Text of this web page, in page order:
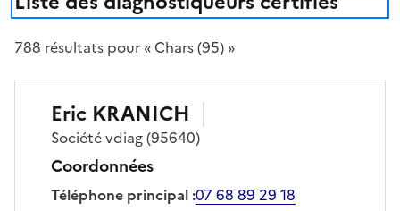
788 résultats pour « Chars (95) »
Eric KRANICH
Sociétévdiag(95640)
Coordonnées
Téléphone principal:07 68 89 29 18